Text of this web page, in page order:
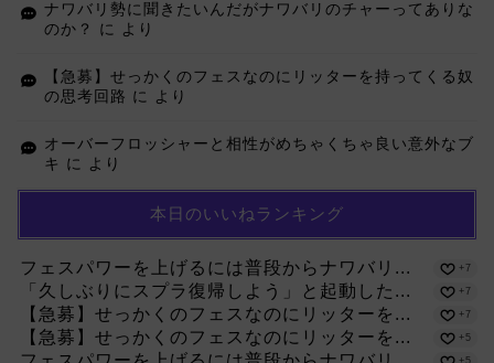
ナワバリ勢に聞きたいんだがナワバリのチャーってありな
のか？
に より
【急募】せっかくのフェスなのにリッターを持ってくる奴
の思考回路 に より
オーバーフロッシャーと相性がめちゃくちゃ良い意外なブ
キ に より
本日のいいねランキング
フェスパワーを上げるには普段からナワバリ... +7
「久しぶりにスプラ復帰しよう」と起動した... +7
【急募】せっかくのフェスなのにリッターを... +7
【急募】せっかくのフェスなのにリッターを... +5
+5